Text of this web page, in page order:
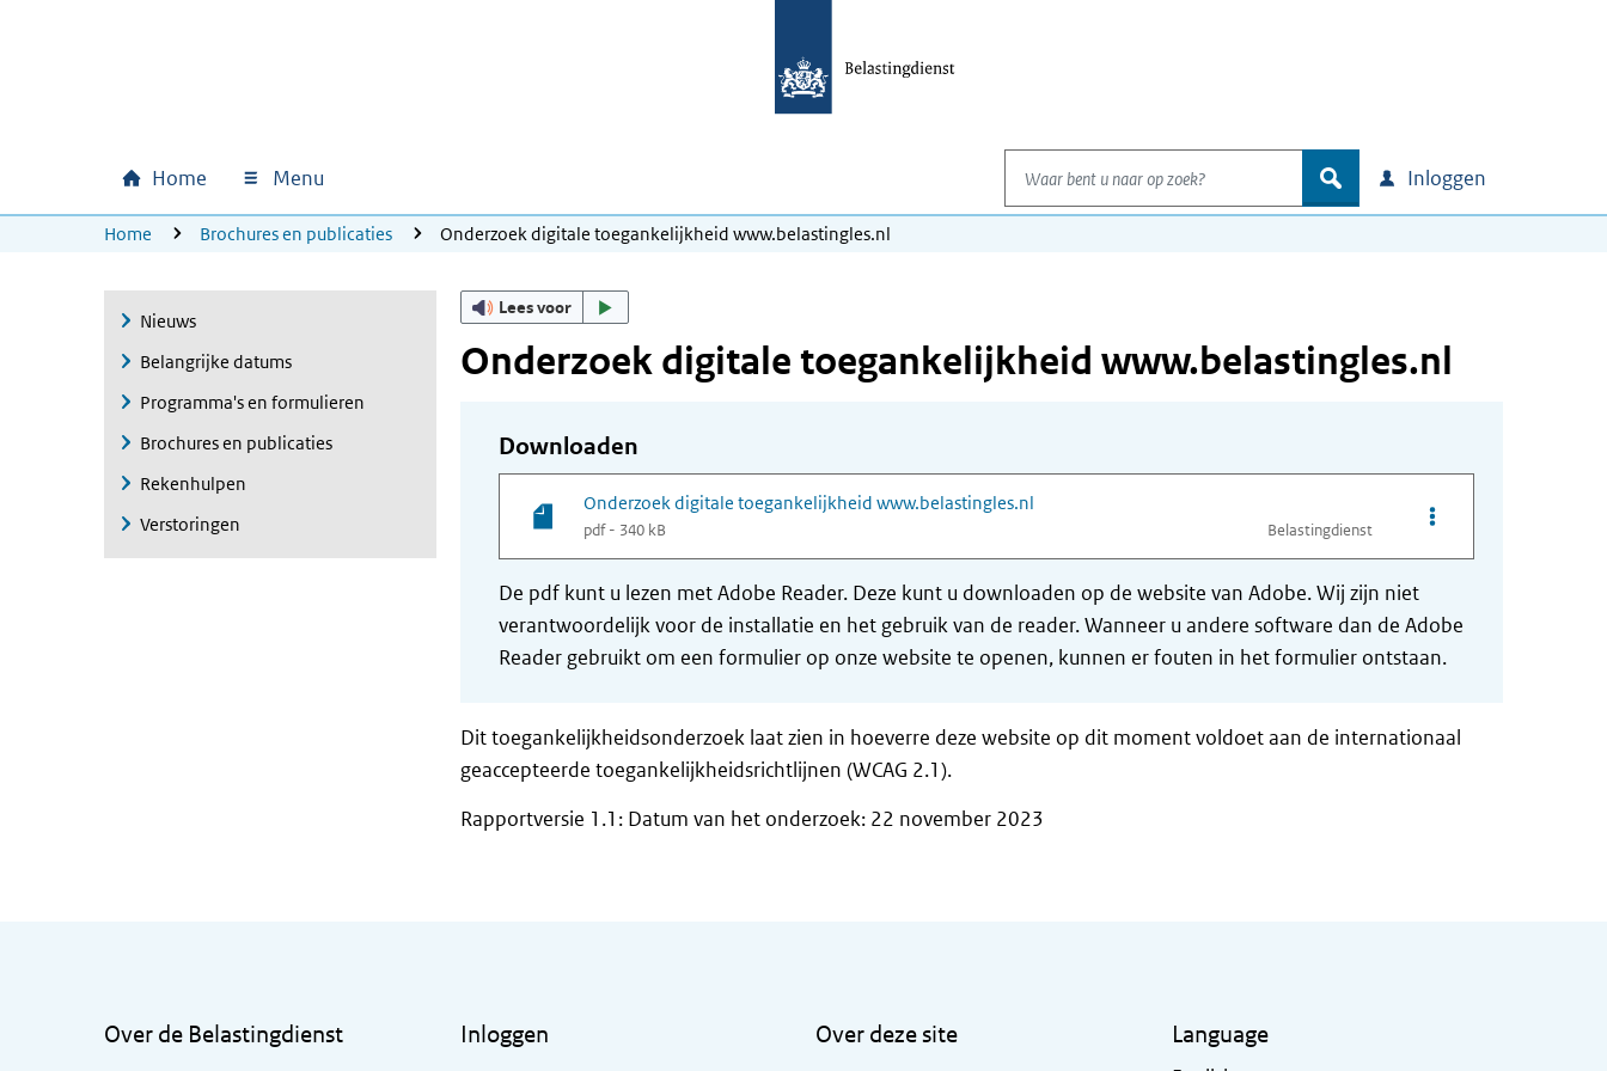
Hoofdnavigatie
Home Menu
Waar bent u naar op zoek?
zoek Inloggen
U bevindt zich hier:
Home Brochures en publicaties Onderzoek digitale toegankelijkheid www.belastingles.nl
Nieuws
Belangrijke datums
Programma's en formulieren
Brochures en publicaties
Rekenhulpen
Verstoringen
Lees voor
Onderzoek digitale toegankelijkheid www.belastingles.nl
Downloaden
Onderzoek digitale toegankelijkheid www.belastingles.nl
pdf - 340 kB Belastingdienst
Opties van bestand
De pdf kunt u lezen met Adobe Reader. Deze kunt u downloaden op de website van Adobe. Wij zijn niet
verantwoordelijk voor de installatie en het gebruik van de reader. Wanneer u andere software dan de Adobe
Reader gebruikt om een formulier op onze website te openen, kunnen er fouten in het formulier ontstaan.
Dit toegankelijkheidsonderzoek laat zien in hoeverre deze website op dit moment voldoet aan de internationaal
geaccepteerde toegankelijkheidsrichtlijnen (WCAG 2.1).
Rapportversie 1.1: Datum van het onderzoek: 22 november 2023
Over de Belastingdienst Inloggen Over deze site Language